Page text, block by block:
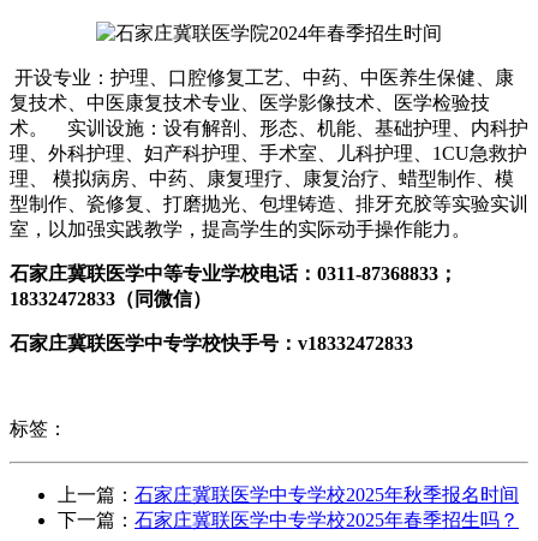
开设专业：护理、口腔修复工艺、中药、中医养生保健、康
复技术、中医康复技术专业、医学影像技术、医学检验技
术。 实训设施：设有解剖、形态、机能、基础护理、内科护
理、外科护理、妇产科护理、手术室、儿科护理、1CU急救护
理、 模拟病房、中药、康复理疗、康复治疗、蜡型制作、模
型制作、瓷修复、打磨抛光、包埋铸造、排牙充胶等实验实训
室，以加强实践教学，提高学生的实际动手操作能力。
石家庄冀联医学中等专业学校电话：0311-87368833；
18332472833（同微信）
石家庄冀联医学中专学校快手号：v18332472833
标签：
上一篇： 石家庄冀联医学中专学校2025年秋季报名时间
下一篇： 石家庄冀联医学中专学校2025年春季招生吗？